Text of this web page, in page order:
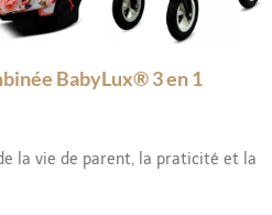
BabyLux® 3 en 1
la vie de parent, la praticité et la